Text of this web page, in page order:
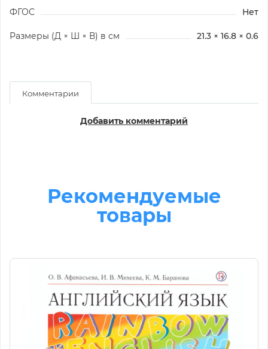
ФГОС Нет
Размеры (Д × Ш × В) в см 21.3 × 16.8 × 0.6
Комментарии
Добавить комментарий
Рекомендуемые
товары